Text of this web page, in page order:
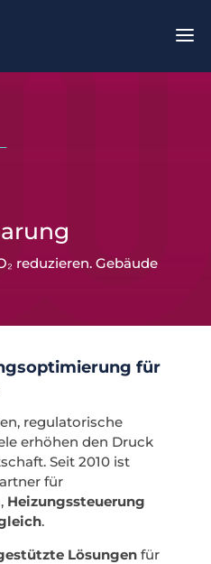
reduzieren. Gebäude
für
regulatorische
erhöhen den Druck
Seit 2010 ist
für
, Heizungssteuerung
.
Lösungen für